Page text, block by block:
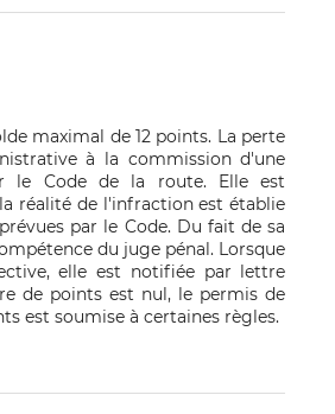
maximal de 12 points. La perte
à la commission d'une
le Code de la route. Elle est
réalité de l'infraction est établie
par le Code. Du fait de sa
du juge pénal. Lorsque
elle est notifiée par lettre
de points est nul, le permis de
est soumise à certaines règles.